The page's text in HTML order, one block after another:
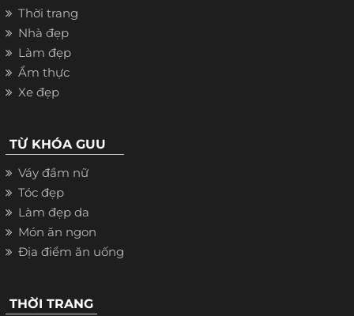
Thời trang
Nhà đẹp
Làm đẹp
Ẩm thực
Xe đẹp
TỪ KHÓA GUU
Váy đầm nữ
Tóc đẹp
Làm đẹp da
Món ăn ngon
Địa điểm ăn uống
THỜI TRANG